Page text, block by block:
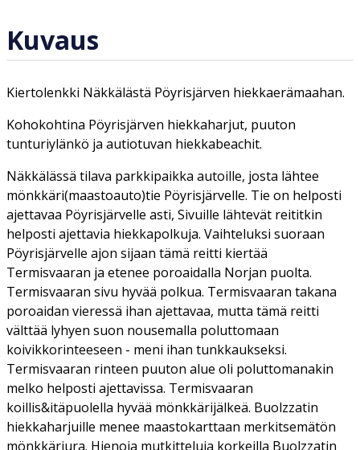
Kuvaus
Kiertolenkki Näkkälästä Pöyrisjärven hiekkaerämaahan.
Kohokohtina Pöyrisjärven hiekkaharjut, puuton
tunturiylänkö ja autiotuvan hiekkabeachit.
Näkkälässä tilava parkkipaikka autoille, josta lähtee
mönkkäri(maastoauto)tie Pöyrisjärvelle. Tie on helposti
ajettavaa Pöyrisjärvelle asti, Sivuille lähtevät reititkin
helposti ajettavia hiekkapolkuja. Vaihteluksi suoraan
Pöyrisjärvelle ajon sijaan tämä reitti kiertää
Termisvaaran ja etenee poroaidalla Norjan puolta.
Termisvaaran sivu hyvää polkua. Termisvaaran takana
poroaidan vieressä ihan ajettavaa, mutta tämä reitti
välttää lyhyen suon nousemalla poluttomaan
koivikkorinteeseen - meni ihan tunkkaukseksi.
Termisvaaran rinteen puuton alue oli poluttomanakin
melko helposti ajettavissa. Termisvaaran
koillis&itäpuolella hyvää mönkkärijälkeä. Buolzzatin
hiekkaharjuille menee maastokarttaan merkitsemätön
mönkkäriura. Hienoja mutkitteluja korkeilla Buolzzatin